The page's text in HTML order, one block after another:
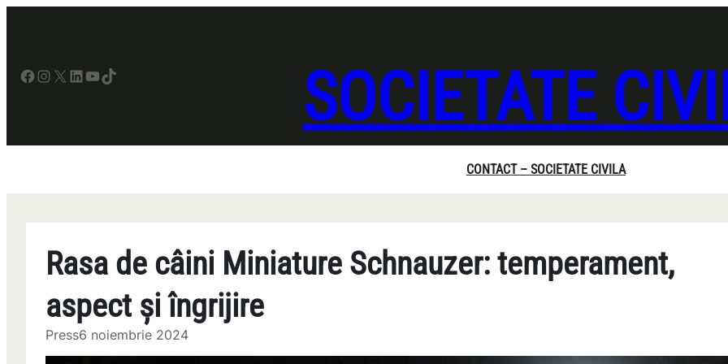
Facebook InstagramX LinkedIn YouTube TikTok SOCIETATE
CONTACT – SOCIETATE CIVILA
Rasa de câini Miniature Schnauzer: temperament,
aspect și îngrijire
Press6 noiembrie 2024